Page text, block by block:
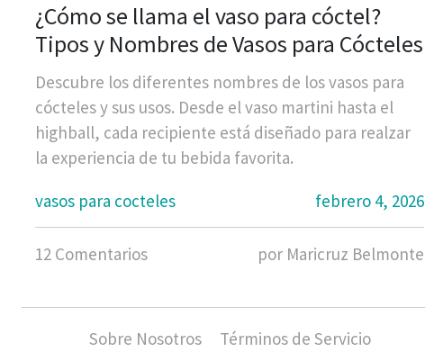
¿Cómo se llama el vaso para cóctel?
Tipos y Nombres de Vasos para Cócteles
Descubre los diferentes nombres de los vasos para
cócteles y sus usos. Desde el vaso martini hasta el
highball, cada recipiente está diseñado para realzar
la experiencia de tu bebida favorita.
vasos para cocteles
febrero 4, 2026
12 Comentarios por Maricruz Belmonte
Sobre Nosotros Términos de Servicio